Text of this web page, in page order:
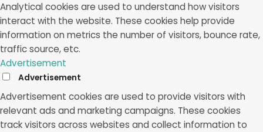
Analytical cookies are used to understand how visitors
interact with the website. These cookies help provide
information on metrics the number of visitors, bounce rate,
traffic source, etc.
Advertisement
Advertisement
Advertisement cookies are used to provide visitors with
relevant ads and marketing campaigns. These cookies
track visitors across websites and collect information to